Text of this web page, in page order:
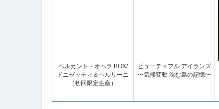
ベルカント・オペラ BOX/
ドニゼッティ＆ベルリーニ
（初回限定生産）
ビューティフル アイランズ
〜気候変動 沈む島の記憶〜